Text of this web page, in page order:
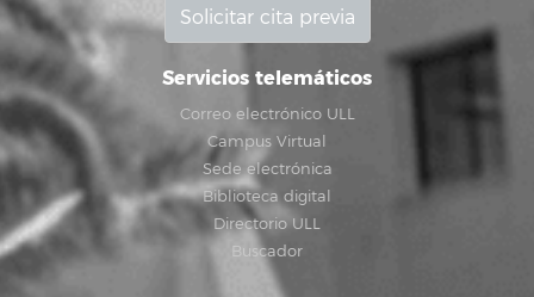
Solicitar cita previa
Servicios telemáticos
Correo electrónico ULL
Campus Virtual
Sede electrónica
Biblioteca digital
Directorio ULL
Buscador